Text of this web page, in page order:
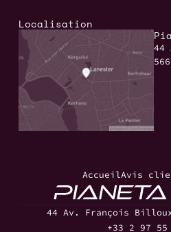
Localisation
44
AccueilAvis
44 Av. François
+33 2 97 55